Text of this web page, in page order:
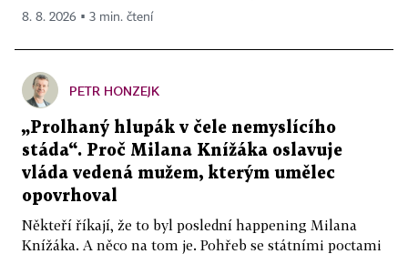
8. 8. 2026 ▪ 3 min. čtení
PETR HONZEJK
„Prolhaný hlupák v čele nemyslícího
stáda“. Proč Milana Knížáka oslavuje
vláda vedená mužem, kterým umělec
opovrhoval
Někteří říkají, že to byl poslední happening Milana
Knížáka. A něco na tom je. Pohřeb se státními poctami